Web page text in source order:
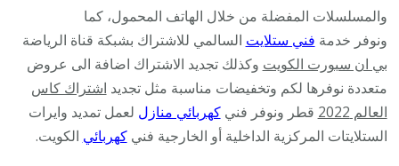
والمسلسلات المفضلة من خلال الهاتف المحمول، كما
ونوفر خدمة فني ستلايت السالمي للاشتراك بشبكة قناة الرياضة
بي ان سبورت الكويت وكذلك تجديد الاشتراك اضافة الى عروض
متعددة نوفرها لكم وتخفيضات مناسبة مثل تجديد اشتراك كاس
العالم 2022
قطر ونوفر فنيكهربائي منازل لعمل تمديد وايرات
الستلايتات المركزية الداخلية أو الخارجية فنيكهربائي الكويت.